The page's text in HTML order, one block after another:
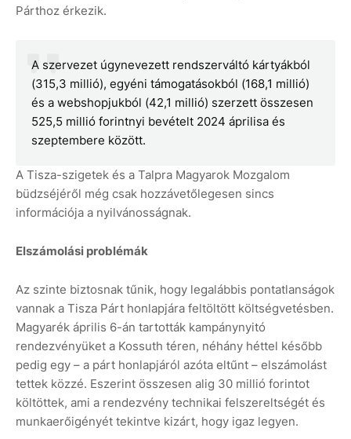
Párthoz érkezik.
A szervezet úgynevezett rendszerváltó kártyákból
(315,3 millió), egyéni támogatásokból (168,1 millió)
és a webshopjukból (42,1 millió) szerzett összesen
525,5 millió forintnyi bevételt 2024 áprilisa és
szeptembere között.
A Tisza-szigetek és a Talpra Magyarok Mozgalom
büdzséjéről még csak hozzávetőlegesen sincs
információja a nyilvánosságnak.
Elszámolási problémák
Az szinte biztosnak tűnik, hogy legalábbis pontatlanságok
vannak a Tisza Párt honlapjára feltöltött költségvetésben.
Magyarék április 6-án tartották kampánynyitó
rendezvényüket a Kossuth téren, néhány héttel később
pedig egy – a párt honlapjáról azóta eltűnt – elszámolást
tettek közzé. Eszerint összesen alig 30 millió forintot
költöttek, ami a rendezvény technikai felszereltségét és
munkaerőigényét tekintve kizárt, hogy igaz legyen.